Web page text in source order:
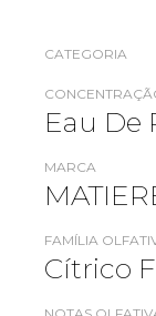
CATEGORIA
Eau De
MARCA
FAMÍLIA
Cítrico